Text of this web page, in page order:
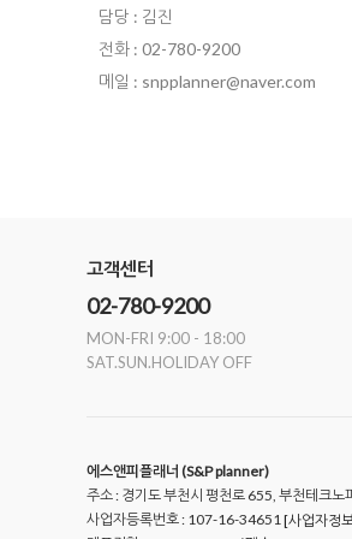
담당 : 김진
전화 : 02-780-9200
메일 : snpplanner@naver.com
고객센터
02-780-9200
MON-FRI 9:00 - 18:00
SAT.SUN.HOLIDAY OFF
에스앤피플래너 (S&P planner)
주소 : 경기도 부천시 평천로 655, 부천테크
사업자등록번호 : 107-16-34651[사업자정